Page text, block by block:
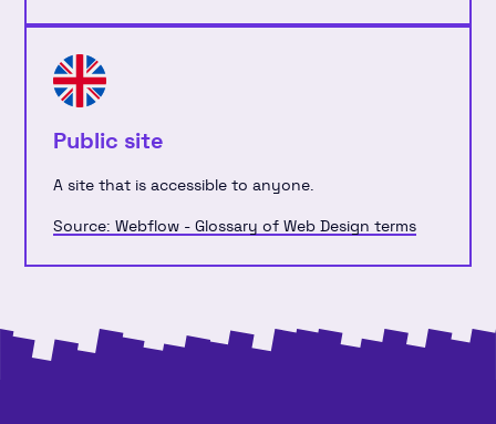
Public site
A site that is accessible to anyone.
Source: Webflow - Glossary of Web Design terms